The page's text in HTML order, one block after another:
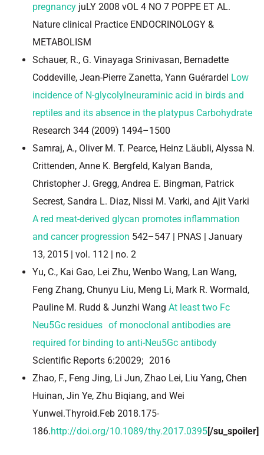
pregnancy juLY 2008 vOL 4 NO 7 POPPE ET AL.
Nature clinical Practice ENDOCRINOLOGY &
METABOLISM
Schauer, R., G. Vinayaga Srinivasan, Bernadette
Coddeville, Jean-Pierre Zanetta, Yann Guérardel Low
incidence of N-glycolylneuraminic acid in birds and
reptiles and its absence in the platypus Carbohydrate
Research 344 (2009) 1494–1500
Samraj, A., Oliver M. T. Pearce, Heinz Läubli, Alyssa N.
Crittenden, Anne K. Bergfeld, Kalyan Banda,
Christopher J. Gregg, Andrea E. Bingman, Patrick
Secrest, Sandra L. Diaz, Nissi M. Varki, and Ajit Varki
A red meat-derived glycan promotes inflammation
and cancer progression 542–547 | PNAS | January
13, 2015 | vol. 112 | no. 2
Yu, C., Kai Gao, Lei Zhu, Wenbo Wang, Lan Wang,
Feng Zhang, Chunyu Liu, Meng Li, Mark R. Wormald,
Pauline M. Rudd & Junzhi Wang At least two Fc
Neu5Gc residues of monoclonal antibodies are
required for binding to anti-Neu5Gc antibody
Scientific Reports 6:20029; 2016
Zhao, F., Feng Jing, Li Jun, Zhao Lei, Liu Yang, Chen
Huinan, Jin Ye, Zhu Biqiang, and Wei
Yunwei.Thyroid.Feb 2018.175-
186.http://doi.org/10.1089/thy.2017.0395[/su_spoiler]